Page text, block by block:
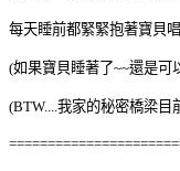
每天睡前都緊緊抱著寶貝
(如果寶貝睡著了~~還是可
(BTW....我家的秘密橋梁目